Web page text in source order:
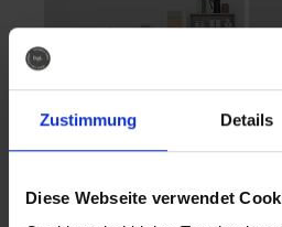
Zustimmung Details
Diese Webseite verwendet